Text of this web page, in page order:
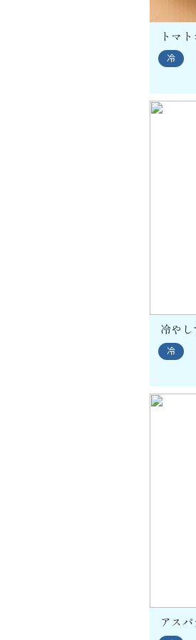
トマ
冷
冷や
冷
アス